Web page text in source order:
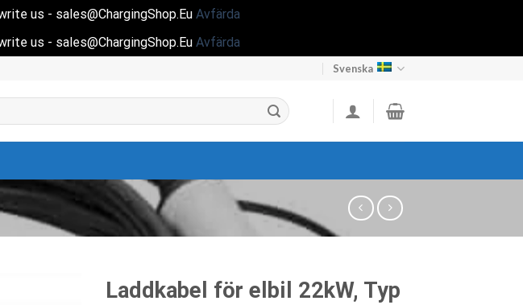
us - sales@ChargingShop.Eu Avfärda
us - sales@ChargingShop.Eu Avfärda
Svenska
Laddkabel för elbil 22kW, Typ